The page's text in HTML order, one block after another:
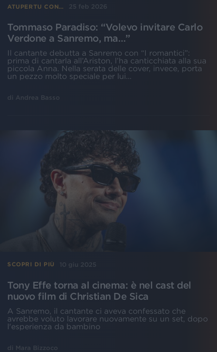
ATUPERTU CON… 25 feb 2026
Tommaso Paradiso: “Volevo invitare Carlo
Verdone a Sanremo, ma…”
Il cantante debutta a Sanremo con “I romantici”:
prima di cantarla all’Ariston, l’ha canticchiata alla sua
piccola Anna. Nella serata delle cover, invece, porta
un pezzo molto speciale per lui…
di Andrea Basso
SCOPRI DI PIÙ 10 giu 2025
Tony Effe torna al cinema: è nel cast del
nuovo film di Christian De Sica
A Sanremo, il cantante ci aveva confessato che
avrebbe voluto lavorare nuovamente su un set, dopo
l'esperienza da bambino
di Mara Bizzoco